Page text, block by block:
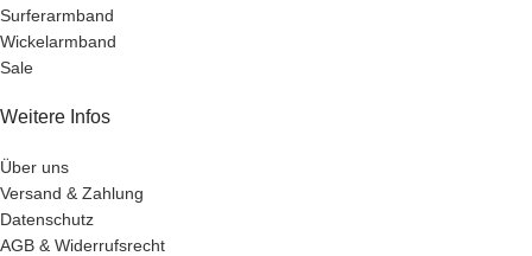
Surferarmband
Wickelarmband
Sale
Weitere Infos
Über uns
Versand & Zahlung
Datenschutz
AGB & Widerrufsrecht